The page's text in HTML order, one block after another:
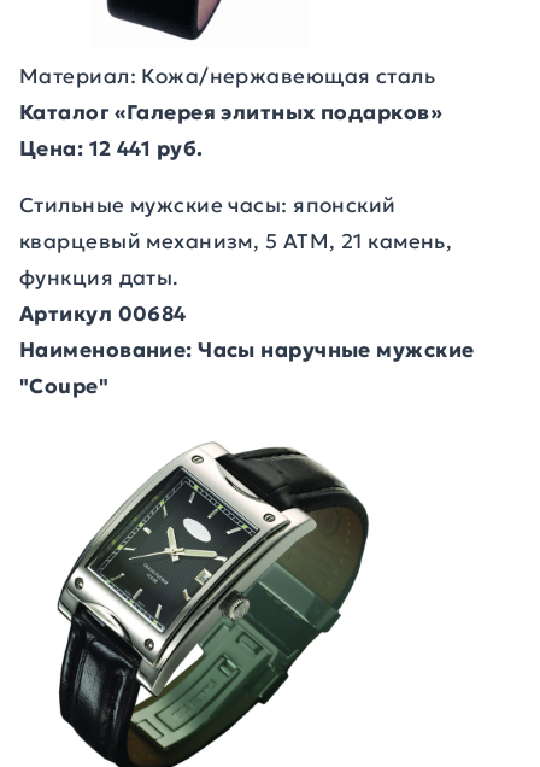
Материал: Кожа/нержавеющая сталь
Каталог «Галерея элитных подарков»
Цена: 12 441 руб.
Стильные мужские часы: японский
кварцевый механизм, 5 АТМ, 21 камень,
функция даты.
Артикул 00684
Наименование: Часы наручные мужские
"Coupe"